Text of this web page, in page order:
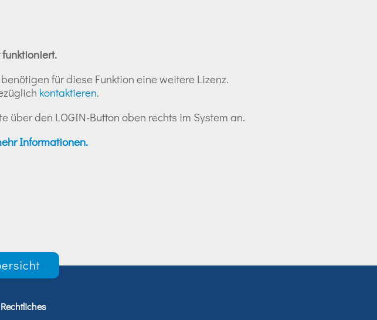
für diese Funktion eine weitere Lizenz.
kontaktieren.
über den LOGIN-Button oben rechts im System an.
Informationen.
Rechtliches